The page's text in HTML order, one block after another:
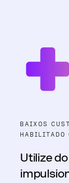
BAIXOS
HABILITADO
Utilize